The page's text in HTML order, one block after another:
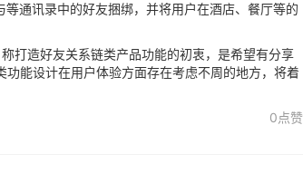
通讯录中的好友捆绑，并将用户在酒店、餐厅等的
打造好友关系链类产品功能的初衷，是希望有分享
能设计在用户体验方面存在考虑不周的地方，将着
0点赞